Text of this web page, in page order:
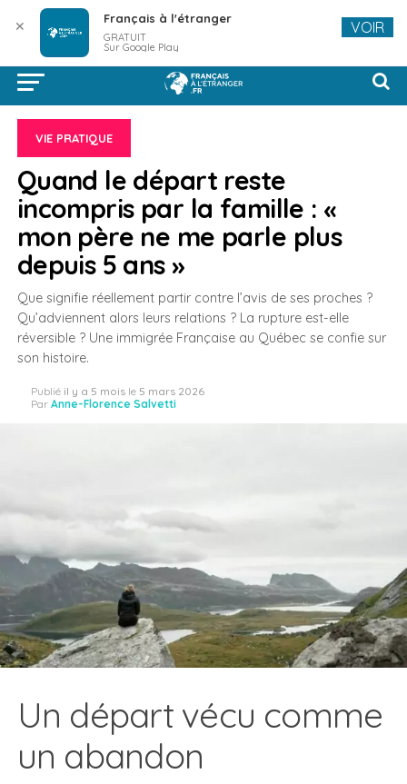
VIE PRATIQUE
Quand le départ reste
incompris par la famille : «
mon père ne me parle plus
depuis 5 ans »
Que signifie réellement partir contre l’avis de ses proches ?
Qu’adviennent alors leurs relations ? La rupture est-elle
réversible ? Une immigrée Française au Québec se confie sur
son histoire.
Publié il y a 5 mois le 5 mars 2026
Par Anne-Florence Salvetti
Un départ vécu comme
un abandon
✕ Français à l'étranger
GRATUIT
Sur Google Play
VOIR